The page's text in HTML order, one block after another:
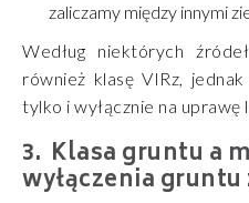
zaliczamy między innymi
Według niektórych
również klasę VIRz,
tylko i wyłącznie na uprawę
Klasa gruntu a
wyłączenia